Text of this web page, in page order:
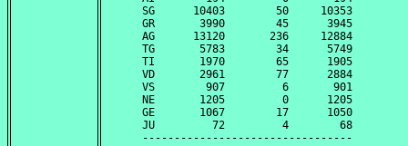
SG      10403        50     10353
GR       3990        45      3945
AG      13120       236     12884
TG       5783        34      5749
TI       1970        65      1905
VD       2961        77      2884
VS        907         6       901
NE       1205         0      1205
GE       1067        17      1050
JU         72         4        68
---------------------------------